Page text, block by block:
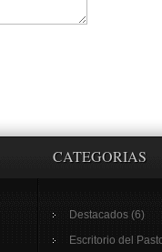
CATEGORIAS
Destacados (6)
Escritorio del